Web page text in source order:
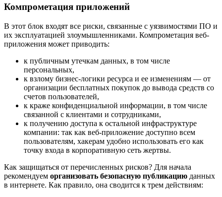
Компрометация приложений
В этот блок входят все риски, связанные с уязвимостями ПО и
их эксплуатацией злоумышленниками. Компрометация веб-
приложения может приводить:
к публичным утечкам данных, в том числе
персональных,
к взлому бизнес-логики ресурса и ее изменениям — от
организации бесплатных покупок до вывода средств со
счетов пользователей,
к краже конфиденциальной информации, в том числе
связанной с клиентами и сотрудниками,
к получению доступа к остальной инфраструктуре
компании: так как веб-приложение доступно всем
пользователям, хакерам удобно использовать его как
точку входа в корпоративную сеть жертвы.
Как защищаться от перечисленных рисков? Для начала
рекомендуем организовать безопасную публикацию данных
в интернете. Как правило, она сводится к трем действиям: